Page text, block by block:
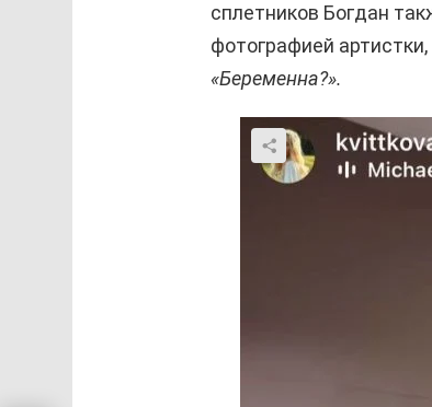
сплетников Богдан
фотографией
«Беременна?».